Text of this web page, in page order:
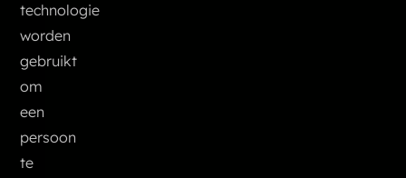
technologie
worden
gebruikt
om
een
persoon
te